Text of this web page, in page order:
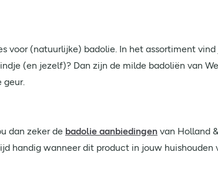
voor (natuurlijke) badolie. In het assortiment
(en jezelf)? Dan zijn de milde badoliën van
geur.
dan zeker de badolie aanbiedingen van Holland
handig wanneer dit product in jouw huishouden